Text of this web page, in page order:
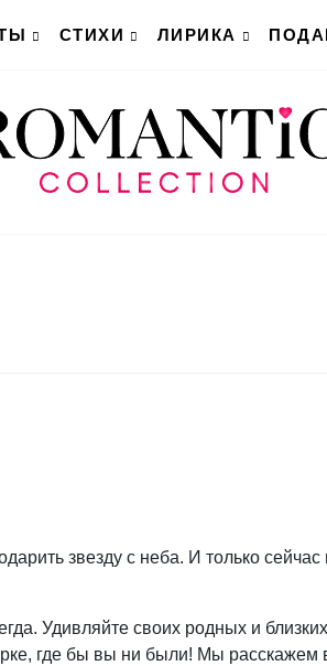
СТИХИ ЛИРИКА
звезду с неба. И только
Удивляйте своих родных и
где бы вы ни были! Мы расскажем